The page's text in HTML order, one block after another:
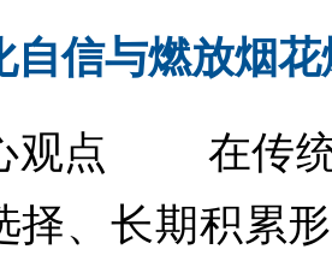
自信与燃放烟
点 在传统习
择、长期积累